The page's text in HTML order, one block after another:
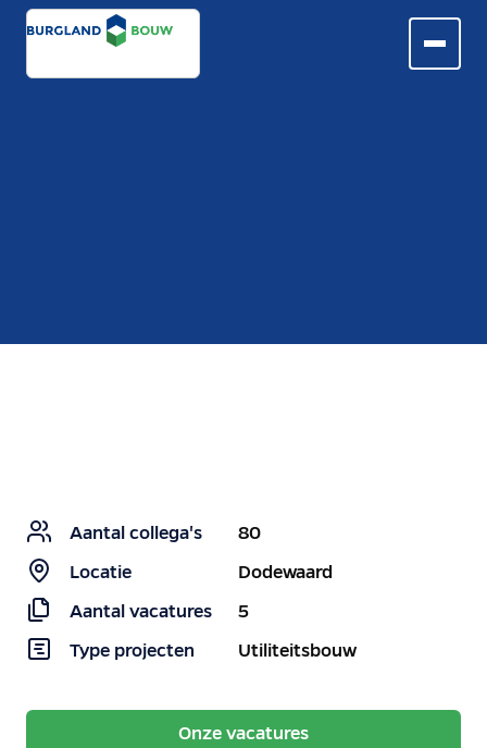
Aantal collega's
80
Locatie
Dodewaard
Aantal vacatures
5
Type projecten
Utiliteitsbouw
Onze vacatures